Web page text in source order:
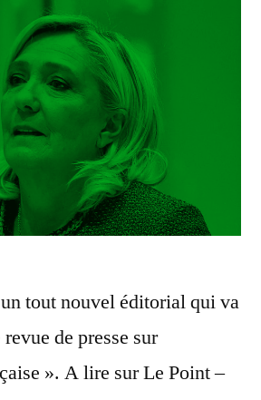
tout nouvel éditorial qui va
de presse sur
». A lire sur Le Point –